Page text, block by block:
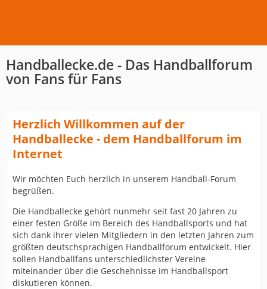
Handballecke.de - Das Handballforum
von Fans für Fans
Herzlich Willkommen auf der
Handballecke - dem Handballforum im
Internet
Wir möchten Euch herzlich in unserem Handball-Forum
begrüßen.
Die Handballecke gehört nunmehr seit fast 20 Jahren zu
einer festen Größe im Bereich des Handballsports und hat
sich dank ihrer vielen Mitgliedern in den letzten Jahren zum
größten deutschsprachigen Handballforum entwickelt. Hier
sollen Handballfans unterschiedlichster Vereine
miteinander über die Geschehnisse im Handballsport
diskutieren können.